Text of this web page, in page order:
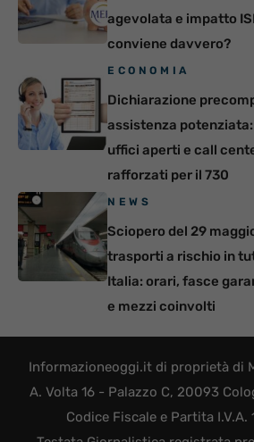
agevolata e impatto
conviene davvero?
ECONOMIA
Dichiarazione
assistenza
uffici aperti e call
rafforzati per il 730
NEWS
Sciopero del 29
trasporti a rischio in
Italia: orari, fasce
e mezzi coinvolti
Informazioneoggi.it di proprietà di
A. Volta 16 - Palazzo C, 20093
Codice Fiscale e Partita I.V.A.